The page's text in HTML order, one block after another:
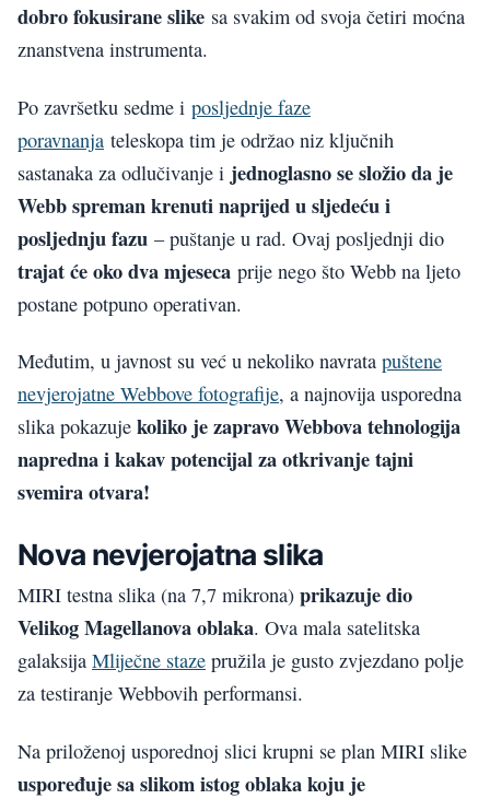
dobro fokusirane slike sa svakim od svoja četiri moćna
znanstvena instrumenta.
Po završetku sedme i posljednje faze
poravnanja teleskopa tim je održao niz ključnih
sastanaka za odlučivanje i jednoglasno se složio da je
Webb spreman krenuti naprijed u sljedeću i
posljednju fazu – puštanje u rad. Ovaj posljednji dio
trajat će oko dva mjeseca prije nego što Webb na ljeto
postane potpuno operativan.
Međutim, u javnost su već u nekoliko navrata puštene
nevjerojatne Webbove fotografije, a najnovija usporedna
slika pokazuje koliko je zapravo Webbova tehnologija
napredna i kakav potencijal za otkrivanje tajni
svemira otvara!
Nova nevjerojatna slika
MIRI testna slika (na 7,7 mikrona) prikazuje dio
Velikog Magellanova oblaka. Ova mala satelitska
galaksija Mliječne staze pružila je gusto zvjezdano polje
za testiranje Webbovih performansi.
Na priloženoj usporednoj slici krupni se plan MIRI slike
uspoređuje sa slikom istog oblaka koju je